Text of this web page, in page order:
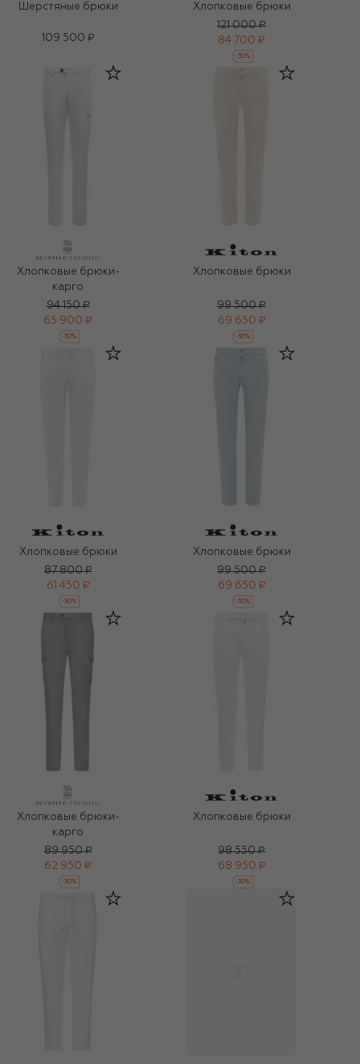
Шерстяные брюки
109 500 ₽
Хлопковые брюки
121 000 ₽
84 700 ₽
-30%
Хлопковые брюки-
карго
94 150 ₽
65 900 ₽
-30%
Хлопковые брюки
99 500 ₽
69 650 ₽
-30%
Хлопковые брюки
87 800 ₽
61 450 ₽
-30%
Хлопковые брюки
99 500 ₽
69 650 ₽
-30%
Хлопковые брюки-
карго
89 950 ₽
62 950 ₽
-30%
Хлопковые брюки
98 550 ₽
68 950 ₽
-30%